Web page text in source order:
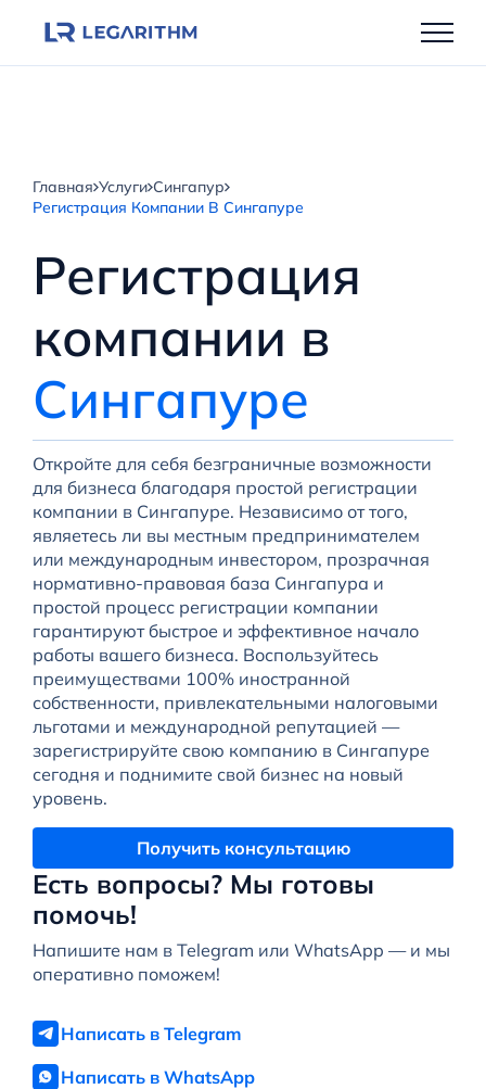
Главная Услуги Сингапур
Регистрация Компании В Сингапуре
Регистрация
компании в
Сингапуре
Есть вопросы? Мы готовы
помочь!
Напишите нам в Telegram или WhatsApp — и мы
оперативно поможем!
Написать в Telegram
Написать в WhatsApp
Откройте для себя безграничные возможности
для бизнеса благодаря простой регистрации
компании в Сингапуре. Независимо от того,
являетесь ли вы местным предпринимателем
или международным инвестором, прозрачная
нормативно-правовая база Сингапура и
простой процесс регистрации компании
гарантируют быстрое и эффективное начало
работы вашего бизнеса. Воспользуйтесь
преимуществами 100% иностранной
собственности, привлекательными налоговыми
льготами и международной репутацией —
зарегистрируйте свою компанию в Сингапуре
сегодня и поднимите свой бизнес на новый
уровень.
Получить консультацию